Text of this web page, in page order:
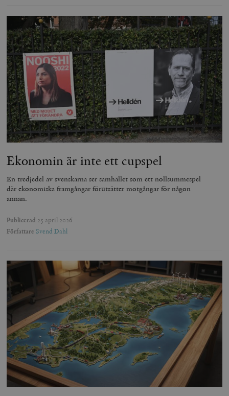
Ekonomin är inte ett cupspel
En tredjedel av svenskarna ser samhället som ett nollsummespel
där ekonomiska framgångar förutsätter motgångar för någon
annan.
Publicerad 25 april 2026
Författare Svend Dahl